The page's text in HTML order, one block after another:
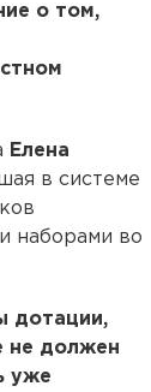
о том,
Елена
в системе
наборами во
дотации,
не должен
уже